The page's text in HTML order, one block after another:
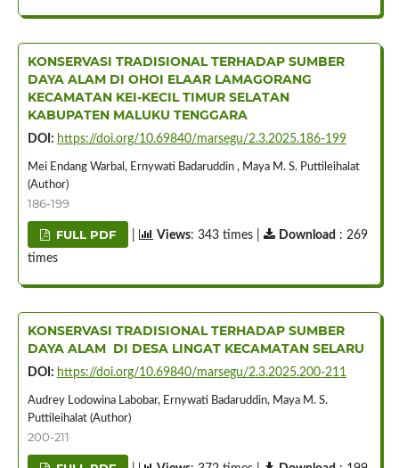
KONSERVASI TRADISIONAL TERHADAP SUMBER
DAYA ALAM DI OHOI ELAAR LAMAGORANG
KECAMATAN KEI-KECIL TIMUR SELATAN
KABUPATEN MALUKU TENGGARA
DOI: https://doi.org/10.69840/marsegu/2.3.2025.186-199
Mei Endang Warbal, Ernywati Badaruddin , Maya M. S. Puttileihalat
(Author)
186-199
FULL PDF Views: 343 times | Download : 269
times
KONSERVASI TRADISIONAL TERHADAP SUMBER
DAYA ALAM DI DESA LINGAT KECAMATAN SELARU
DOI: https://doi.org/10.69840/marsegu/2.3.2025.200-211
Audrey Lodowina Labobar, Ernywati Badaruddin, Maya M. S.
Puttileihalat (Author)
200-211